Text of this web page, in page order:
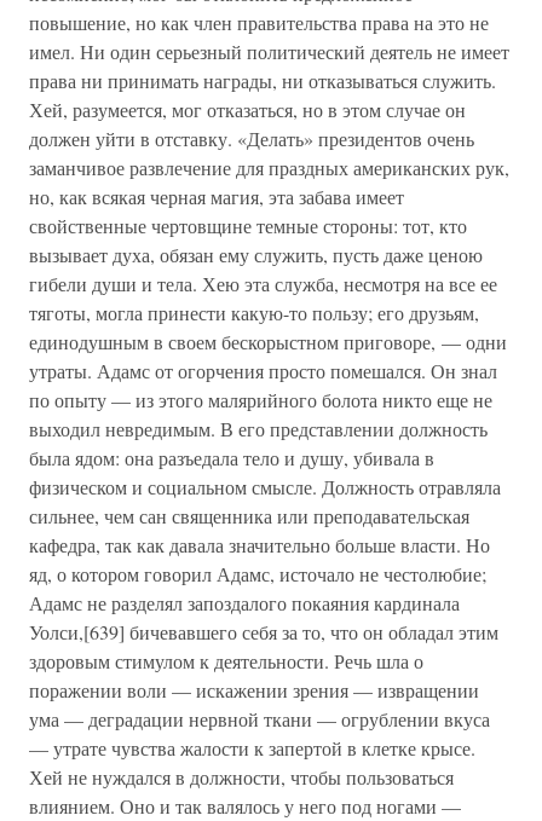
повышение, но как член правительства права на это не
имел. Ни один серьезный политический деятель не имеет
права ни принимать награды, ни отказываться служить.
Хей, разумеется, мог отказаться, но в этом случае он
должен уйти в отставку. «Делать» президентов очень
заманчивое развлечение для праздных американских рук,
но, как всякая черная магия, эта забава имеет
свойственные чертовщине темные стороны: тот, кто
вызывает духа, обязан ему служить, пусть даже ценою
гибели души и тела. Хею эта служба, несмотря на все ее
тяготы, могла принести какую-то пользу; его друзьям,
единодушным в своем бескорыстном приговоре, — одни
утраты. Адамс от огорчения просто помешался. Он знал
по опыту — из этого малярийного болота никто еще не
выходил невредимым. В его представлении должность
была ядом: она разъедала тело и душу, убивала в
физическом и социальном смысле. Должность отравляла
сильнее, чем сан священника или преподавательская
кафедра, так как давала значительно больше власти. Но
яд, о котором говорил Адамс, источало не честолюбие;
Адамс не разделял запоздалого покаяния кардинала
Уолси,[639] бичевавшего себя за то, что он обладал этим
здоровым стимулом к деятельности. Речь шла о
поражении воли — искажении зрения — извращении
ума — деградации нервной ткани — огрублении вкуса
— утрате чувства жалости к запертой в клетке крысе.
Хей не нуждался в должности, чтобы пользоваться
влиянием. Оно и так валялось у него под ногами —